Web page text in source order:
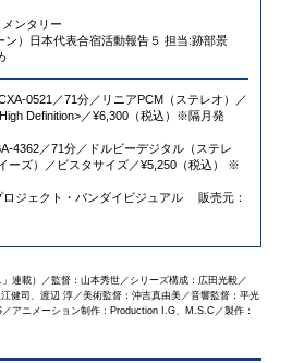
ンタリー
）日本代表合宿活動報告５ 担当:跡部景
0521／71分／リニアPCM（ステレオ）／
Definition>／¥6,300（税込）※隔月発
4362／71分／ドルビーデジタル（ステレ
ーズ）／ビスタサイズ／¥5,250（税込） ※
ロジェクト・バンダイビジュアル 販売元：
連載）／監督：山本秀世／シリーズ構成：広田光毅／
健司、渡辺 淳／美術監督：沖吉真由美／音響監督：平光
アニメーション制作：Production I.G、M.S.C／製作：